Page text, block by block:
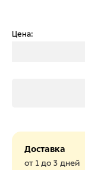
Цена:
Доставка
от 1 до 3 дней